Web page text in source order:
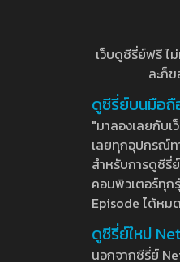
เว็บดูซีรี่ย์ฟรี ไ
ละก็
ดูซีรี่ย์บนมือถื
"มาลองเลยกับ
เลยทุกอุปกรณ์ท
สำหรับการดูซีรี่
คอมพิวเตอร์ทุก
Episode ได้หม
ดูซีรี่ย์ใหม่
นอกจากซีรี่ย์